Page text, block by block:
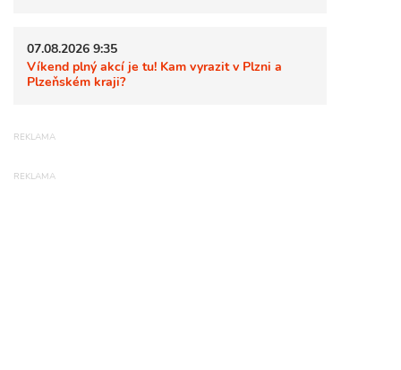
07.08.2026 9:35
Víkend plný akcí je tu! Kam vyrazit v Plzni a
Plzeňském kraji?